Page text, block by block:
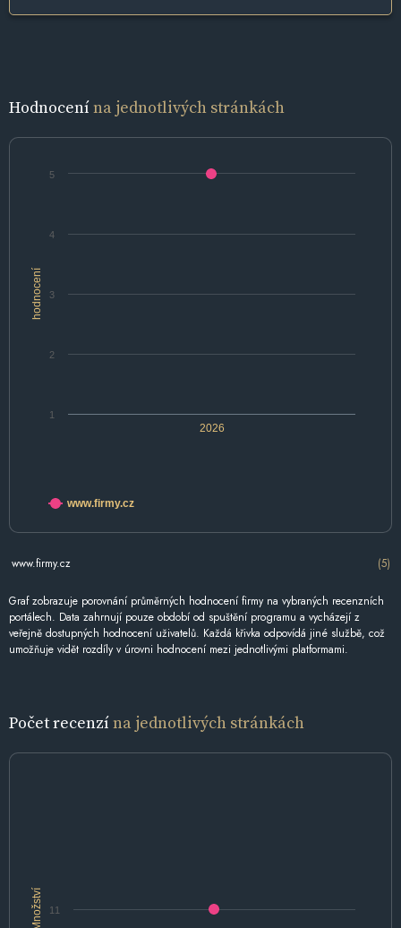
Hodnocenína jednotlivých stránkách
hodnocení
2026
1
2
3
4
5
www.firmy.cz
www.firmy.cz (5)
Graf zobrazuje porovnání průměrných hodnocení firmy na vybraných recenzních
portálech. Data zahrnují pouze období od spuštění programu a vycházejí z
veřejně dostupných hodnocení uživatelů. Každá křivka odpovídá jiné službě, což
umožňuje vidět rozdíly v úrovni hodnocení mezi jednotlivými platformami.
Počet recenzína jednotlivých stránkách
Množství 11